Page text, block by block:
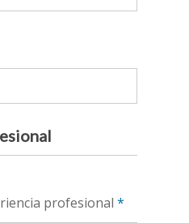
profesional *